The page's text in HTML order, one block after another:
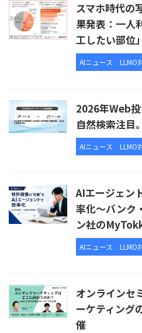
スマホ時代の
果発表：一人
工したい部位
AIニュース LLMO
2026年Web投
自然検索注目。
AIニュース LLMO
AIエージェン
率化～バンク
ン社の
AIニュース LLMO
オンラインセ
ーケティング
催